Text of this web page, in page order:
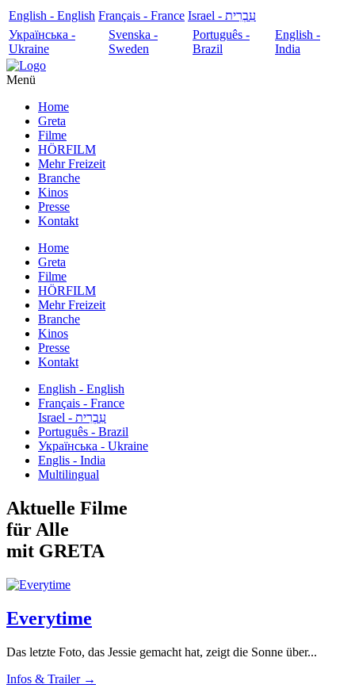
English - English Français - France
עִבְרִית - Israel
Українська -
Ukraine
Svenska -
Sweden
Português -
Brazil
English -
India
Menü
Home
Greta
Filme
HÖRFILM
Mehr Freizeit
Branche
Kinos
Presse
Kontakt
Home
Greta
Filme
HÖRFILM
Mehr Freizeit
Branche
Kinos
Presse
Kontakt
English - English
Français - France
עִבְרִית - Israel
Português - Brazil
Українська - Ukraine
Englis - India
Multilingual
Aktuelle Filme
für Alle
mit GRETA
Everytime
Das letzte Foto, das Jessie gemacht hat, zeigt die Sonne über...
Infos & Trailer →